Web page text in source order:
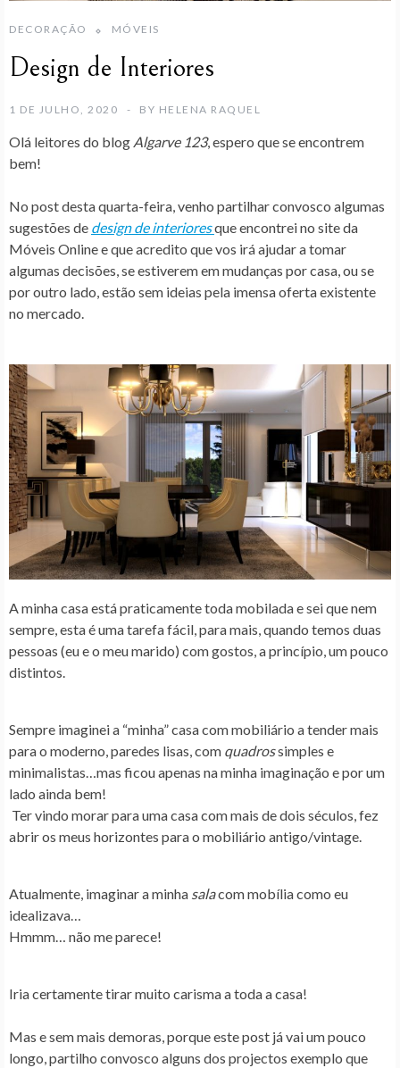
DECORAÇÃO MÓVEIS
Design de Interiores
1 DE JULHO, 2020 BY HELENA RAQUEL
Olá leitores do blog Algarve 123, espero que se encontrem
bem!
No post desta quarta-feira, venho partilhar convosco algumas
sugestões de design de interioresque encontrei no site da
Móveis Onlinee que acredito que vos irá ajudar a tomar
algumas decisões, se estiverem em mudanças por casa, ou se
por outro lado, estão sem ideias pela imensa oferta existente
no mercado.
A minha casa está praticamente toda mobilada e sei que nem
sempre, esta é uma tarefa fácil, para mais, quando temos duas
pessoas (eu e o meu marido) com gostos, a princípio, um pouco
distintos.
Sempre imaginei a “minha” casa com mobiliário a tender mais
para o moderno, paredes lisas, com quadrossimples e
minimalistas…mas ficou apenas na minha imaginação e por um
lado ainda bem!
Ter vindo morar para uma casa com mais de dois séculos, fez
abrir os meus horizontes para o mobiliário antigo/vintage.
Atualmente, imaginar a minha salacom mobília como eu
idealizava…
Hmmm… não me parece!
Iria certamente tirar muito carisma a toda a casa!
Mas e sem mais demoras, porque este post já vai um pouco
longo, partilho convosco alguns dos projectos exemplo que